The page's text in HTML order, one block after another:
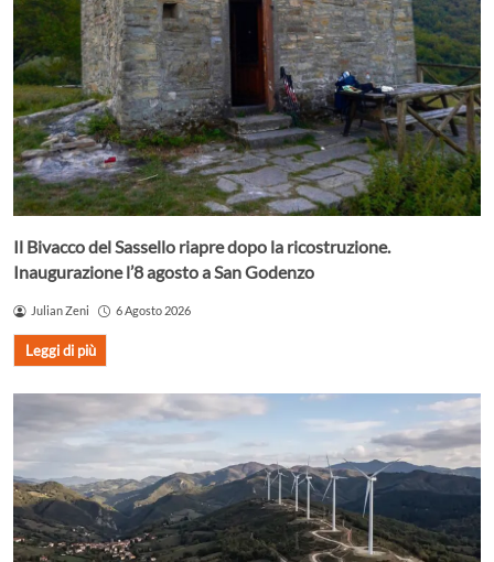
Il Bivacco del Sassello riapre dopo la ricostruzione.
Inaugurazione l’8 agosto a San Godenzo
Julian Zeni 6 Agosto 2026
Leggi di più